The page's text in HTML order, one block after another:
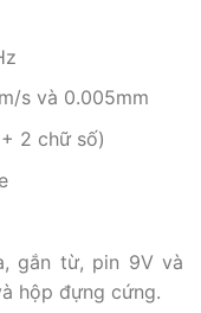
s và 0.005mm
2 chữ số)
gắn từ, pin 9V và
hộp đựng cứng.